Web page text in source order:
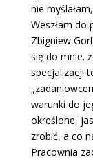
nie
Weszłam do
Zbigniew
się do mnie.
specjalizacji
warunki do
określone,
zrobić, a co
Pracownia